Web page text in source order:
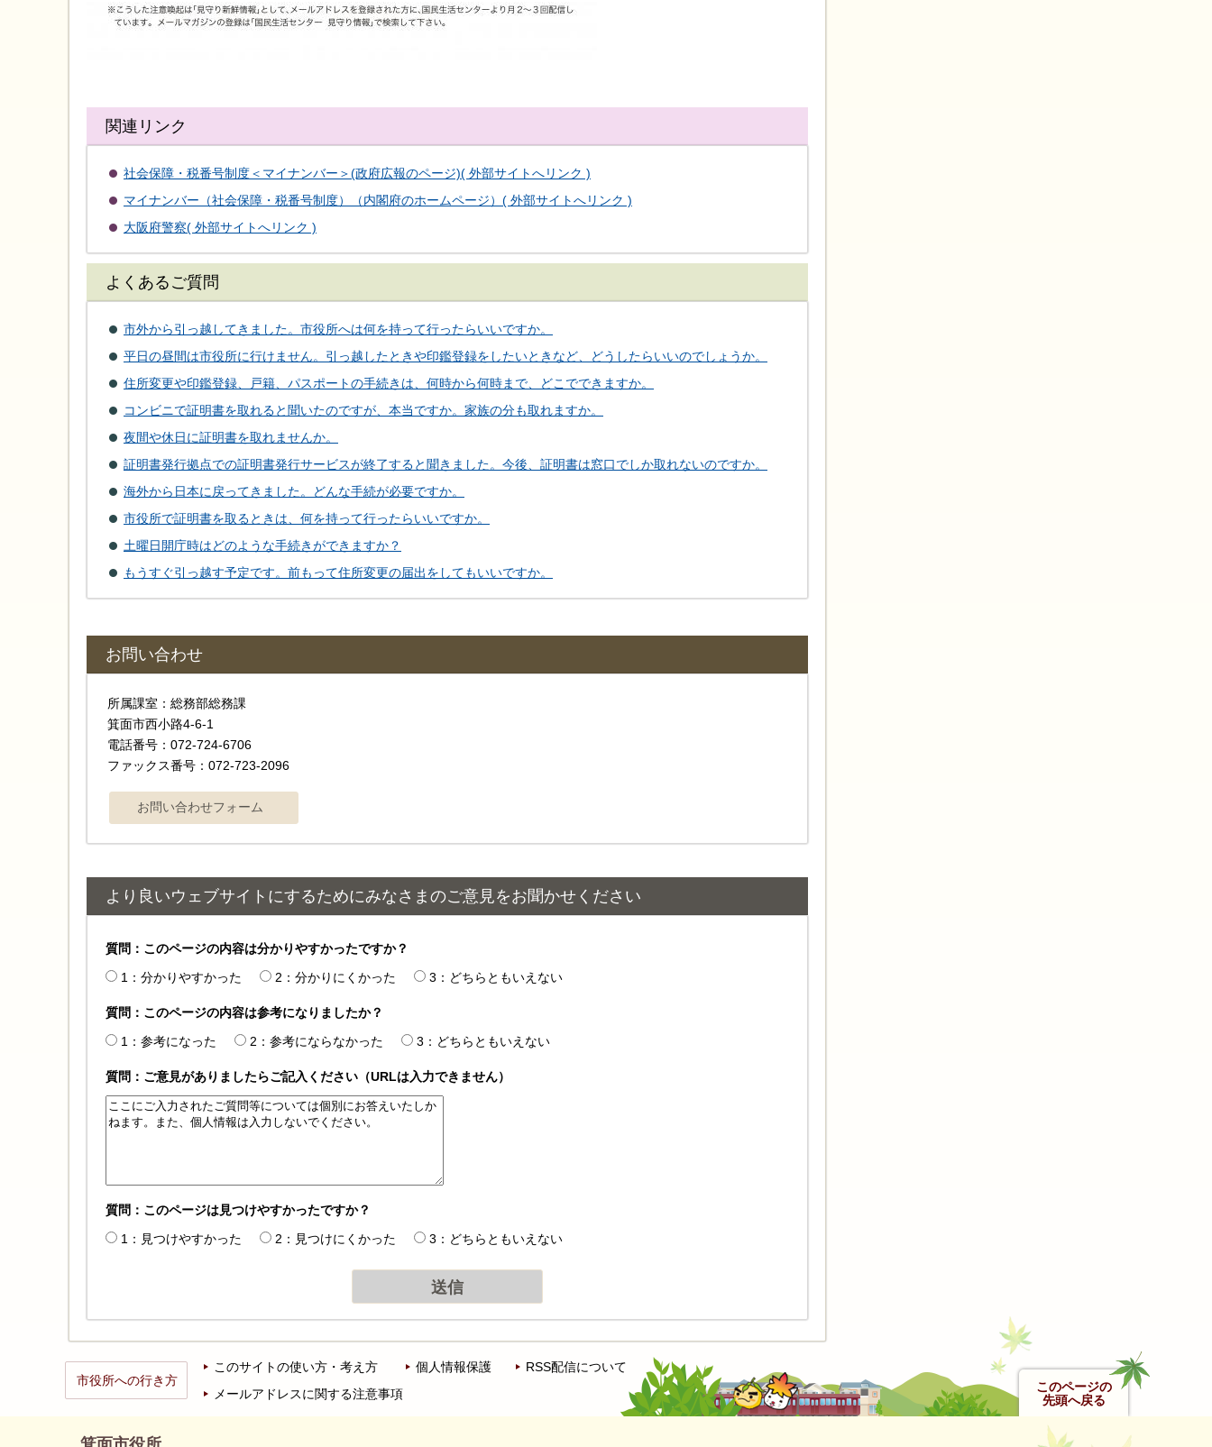
関連リンク
社会保障・税番号制度＜マイナンバー＞(政府広報のページ)( 外部サイトへリンク )
マイナンバー（社会保障・税番号制度）（内閣府のホームページ）( 外部サイトへリンク )
大阪府警察( 外部サイトへリンク )
よくあるご質問
市外から引っ越してきました。市役所へは何を持って行ったらいいですか。
平日の昼間は市役所に行けません。引っ越したときや印鑑登録をしたいときなど、どうしたらいいのでしょうか。
住所変更や印鑑登録、戸籍、パスポートの手続きは、何時から何時まで、どこでできますか。
コンビニで証明書を取れると聞いたのですが、本当ですか。家族の分も取れますか。
夜間や休日に証明書を取れませんか。
証明書発行拠点での証明書発行サービスが終了すると聞きました。今後、証明書は窓口でしか取れないのですか。
海外から日本に戻ってきました。どんな手続が必要ですか。
市役所で証明書を取るときは、何を持って行ったらいいですか。
土曜日開庁時はどのような手続きができますか？
もうすぐ引っ越す予定です。前もって住所変更の届出をしてもいいですか。
お問い合わせ
所属課室：総務部総務課
箕面市西小路4‐6‐1
電話番号：072-724-6706
ファックス番号：072-723-2096
より良いウェブサイトにするためにみなさまのご意見をお聞かせください
質問：このページの内容は分かりやすかったですか？
1：分かりやすかった
2：分かりにくかった 3：どちらともいえない
質問：このページの内容は参考になりましたか？
1：参考になった
2：参考にならなかった 3：どちらともいえない
質問：ご意見がありましたらご記入ください（URLは入力できません）
質問：このページは見つけやすかったですか？
1：見つけやすかった
2：見つけにくかった 3：どちらともいえない
このページの
先頭へ戻る
市役所への行き方
このサイトの使い方・考え方 個人情報保護
RSS配信について
メールアドレスに関する注意事項